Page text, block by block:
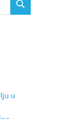
SEARCH
u